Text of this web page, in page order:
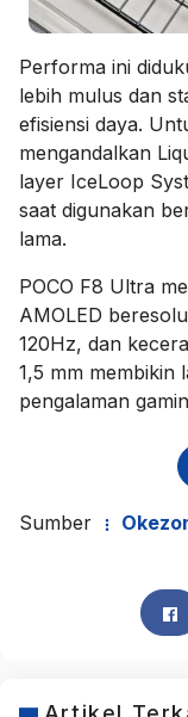
Performa ini
lebih mulus dan
efisiensi daya.
mengandalkan
layer IceLoop
saat digunakan
lama.
POCO F8 Ultra
AMOLED
120Hz, dan
1,5 mm membikin
pengalaman
Sumber